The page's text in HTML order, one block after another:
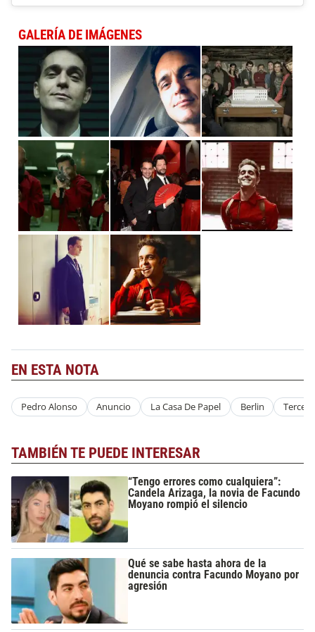
GALERÍA DE IMÁGENES
EN ESTA NOTA
Pedro Alonso Anuncio La Casa De Papel Berlin
TAMBIÉN TE PUEDE INTERESAR
“Tengo errores como cualquiera”:
Candela Arizaga, la novia de Facundo
Moyano rompió el silencio
Qué se sabe hasta ahora de la
denuncia contra Facundo Moyano por
agresión